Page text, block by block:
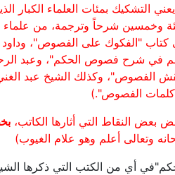
التشكيك بمئات العلماء الكبار
وخمسين شرحاً وترجمة، من علماء
كتاب "الفكوك على الفصوص"،
في شرح فصوص الحكم"، وعبد
وكذلك الشيخ عبد الغني
الفصوص".)
بعض النقاط التي أثارها الكاتب،
وتعالى أعلم وهو علام الغيوب)
أي من الكتب التي ذكرها